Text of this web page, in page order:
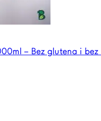
– Bez glutena i bez